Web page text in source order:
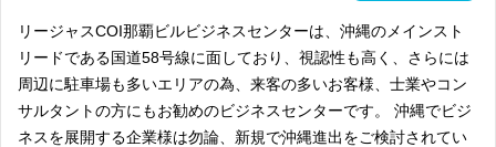
リージャスCOI那覇ビルビジネスセンターは、沖縄のメインスト
リードである国道58号線に面しており、視認性も高く、さらには
周辺に駐車場も多いエリアの為、来客の多いお客様、士業やコン
サルタントの方にもお勧めのビジネスセンターです。 沖縄でビジ
ネスを展開する企業様は勿論、新規で沖縄進出をご検討されてい